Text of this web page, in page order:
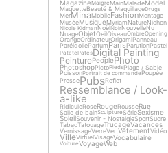
MagazineMaigre MainMaladeModel
MaquetteBeauté & MaquillageDrugs
MerMinaMobileFashionMontage
MuséeMusiqueMyriamNatureNichon
Nicole KidmanNoël NoirNouvelleNu
NuageObjetOeilOiseauOmbreOpening
OrangeOrdinateurOrigamiPanneau
ParéidolieParfumParisParutionPastel
PatatePatesDigital Painting
PeinturePeoplePhoto
PhotoshopPictoPiedsPlage / Sable
PoissonPortrait de commande Poupée
PressePubsReflet
Ressemblance / Look-
a-like
RidiculeRoseRougeRousseRue
Salle de bainSculptureSérieSexisme
SoleilSouvenir - NostalgieSportSucre
TabacTatouageTrucageVacances
VernissageVerreVertVêtementVidéo
VilleVirtuelVisageVocabulaire
VoitureVoyageWeb